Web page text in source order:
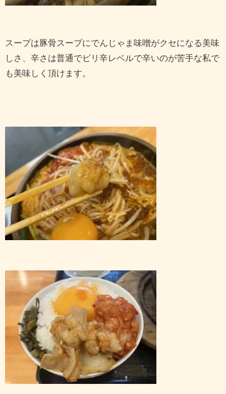
スープは豚骨スープにでんじゃま味噌がクセになる美味
しさ、辛さは普通でピリ辛レベルで辛いのが苦手な私で
も美味しく頂けます。